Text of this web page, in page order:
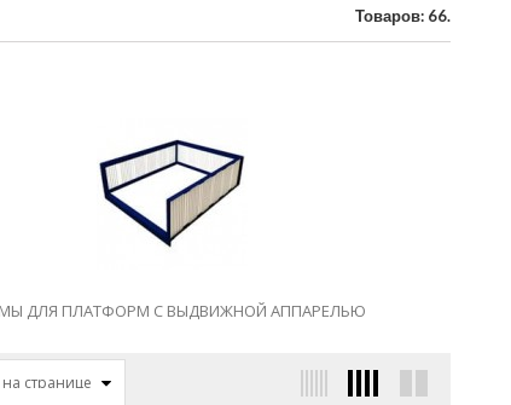
Товаров: 66.
ДЛЯ ПЛАТФОРМ С ВЫДВИЖНОЙ АППАРЕЛЬЮ
на странице